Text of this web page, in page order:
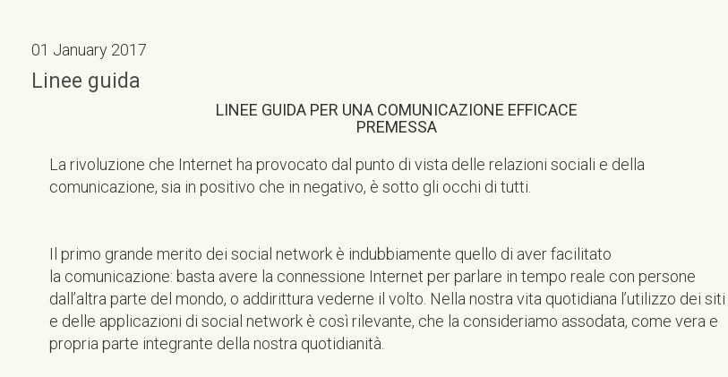
01 January 2017
Linee guida
LINEE GUIDA PER UNA COMUNICAZIONE EFFICACE
PREMESSA
La rivoluzione che Internet ha provocato dal punto di vista delle relazioni sociali e della
comunicazione, sia in positivo che in negativo, è sotto gli occhi di tutti.
Il primo grande merito dei social network è indubbiamente quello di aver facilitato
la comunicazione: basta avere la connessione Internet per parlare in tempo reale con persone
dall’altra parte del mondo, o addirittura vederne il volto. Nella nostra vita quotidiana l’utilizzo dei siti
e delle applicazioni di social network è così rilevante, che la consideriamo assodata, come vera e
propria parte integrante della nostra quotidianità.